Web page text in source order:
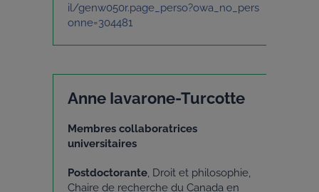
il/genw050r.page_perso?owa_no_pers
onne=304481
Anne Iavarone-Turcotte
Membres collaboratrices
universitaires
Postdoctorante, Droit et philosophie,
Chaire de recherche du Canada en